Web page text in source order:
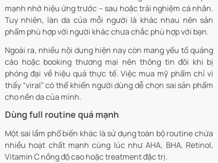
mạnh nhờ hiệu ứng trước – sau hoặc trải nghiệm cá nhân.
Tuy nhiên, làn da của mỗi người là khác nhau nên sản
phẩm phù hợp với người khác chưa chắc phù hợp với bạn.
Ngoài ra, nhiều nội dung hiện nay còn mang yếu tố quảng
cáo hoặc booking thương mại nên thông tin đôi khi bị
phóng đại về hiệu quả thực tế. Việc mua mỹ phẩm chỉ vì
thấy “viral” có thể khiến người dùng dễ chọn sai sản phẩm
cho nền da của mình.
Dùng full routine quá mạnh
Một sai lầm phổ biến khác là sử dụng toàn bộ routine chứa
nhiều hoạt chất mạnh cùng lúc như AHA, BHA, Retinol,
Vitamin C nồng độ cao hoặc treatment đặc trị.